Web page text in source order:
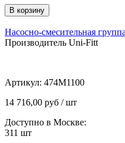
Насосно-смесительная
Производитель Uni-Fitt
Артикул: 474M1100
14 716,00 руб / шт
Доступно в Москве:
311 шт